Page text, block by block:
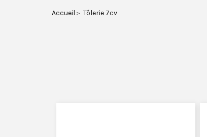
Accueil Tôlerie 7cv